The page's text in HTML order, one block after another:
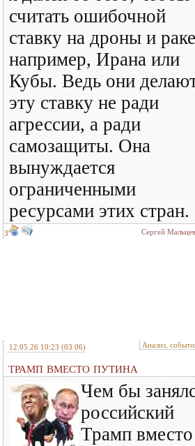
считать ошибочной
ставку на дроны и
например, Ирана или
Кубы. Ведь они
эту ставку не ради
агрессии, а ради
самозащиты. Она
вынуждается
ограниченными
ресурсами этих стран.
3 Сергей Мальцев
12.05.26 10:23 (03.06) Анализ,
ТРАМП ВМЕСТО ПУТИНА
Чем бы
российский
Трамп вместо